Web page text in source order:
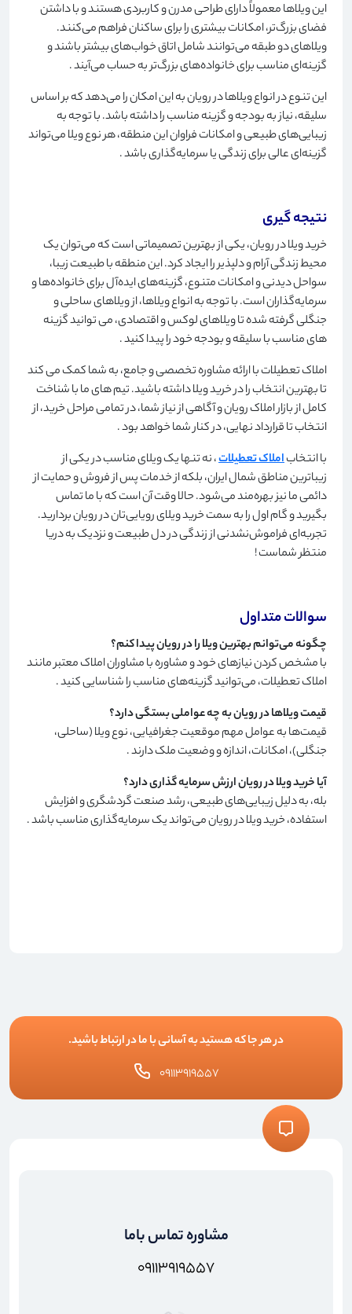
این ویلاها معمولاً دارای طراحی مدرن و کاربردی هستند و با داشتن
فضای بزرگ‌تر، امکانات بیشتری را برای ساکنان فراهم می‌کنند.
ویلاهای دو طبقه می‌توانند شامل اتاق خواب‌های بیشتر باشند و
گزینه‌ای مناسب برای خانواده‌های بزرگ‌تر به حساب می‌آیند.
این تنوع در انواع ویلاها در رویان به این امکان را می‌دهد که بر اساس
سلیقه، نیاز به بودجه و گزینه مناسب را داشته باشد. با توجه به
زیبایی‌های طبیعی و امکانات فراوان این منطقه، هر نوع ویلا می‌تواند
گزینه‌ای عالی برای زندگی یا سرمایه‌گذاری باشد.
نتیجه گیری
خرید ویلا در رویان، یکی از بهترین تصمیماتی است که می‌توان یک
محیط زندگی آرام و دلپذیر را ایجاد کرد. این منطقه با طبیعت زیبا،
سواحل دیدنی و امکانات متنوع، گزینه‌های ایده‌آل برای خانواده‌ها و
سرمایه‌گذاران است. با توجه به انواع ویلاها، از ویلاهای ساحلی و
جنگلی گرفته شده تا ویلاهای لوکس و اقتصادی، می توانید گزینه
های مناسب با سلیقه و بودجه خود را پیدا کنید.
املاک تعطیلات با ارائه مشاوره تخصصی و جامع، به شما کمک می کند
تا بهترین انتخاب را در خرید ویلا داشته باشید. تیم های ما با شناخت
کامل از بازار املاک رویان و آگاهی از نیاز شما، در تمامی مراحل خرید، از
انتخاب تا قرارداد نهایی، در کنار شما خواهد بود.
با انتخاباملاک تعطیلات، نه تنها یک ویلای مناسب در یکی از
زیباترین مناطق شمال ایران، بلکه از خدمات پس از فروش و حمایت از
دائمی ما نیز بهره‌مند می‌شود. حالا وقت آن است که با ما تماس
بگیرید و گام اول را به سمت خرید ویلای رویایی‌تان در رویان بردارید.
تجربه‌ای فراموش‌نشدنی از زندگی در دل طبیعت و نزدیک به دریا
منتظر شماست!
سوالات متداول
چگونه می‌توانم بهترین ویلا را در رویان پیدا کنم؟
با مشخص کردن نیازهای خود و مشاوره با مشاوران املاک معتبر مانند
املاک تعطیلات، می‌توانید گزینه‌های مناسب را شناسایی کنید.
قیمت ویلاها در رویان به چه عواملی بستگی دارد؟
قیمت‌ها به عوامل مهم موقعیت جغرافیایی، نوع ویلا (ساحلی،
جنگلی)، امکانات، اندازه و وضعیت ملک دارند.
آیا خرید ویلا در رویان ارزش سرمایه گذاری دارد؟
بله، به دلیل زیبایی‌های طبیعی، رشد صنعت گردشگری و افزایش
استفاده، خرید ویلا در رویان می‌تواند یک سرمایه‌گذاری مناسب باشد.
در هر جا که هستید به آسانی با ما در ارتباط باشید.
۰۹۱۱۳۹۱۹۵۵۷
مشاوره تماس باما
۰۹۱۱۳۹۱۹۵۵۷